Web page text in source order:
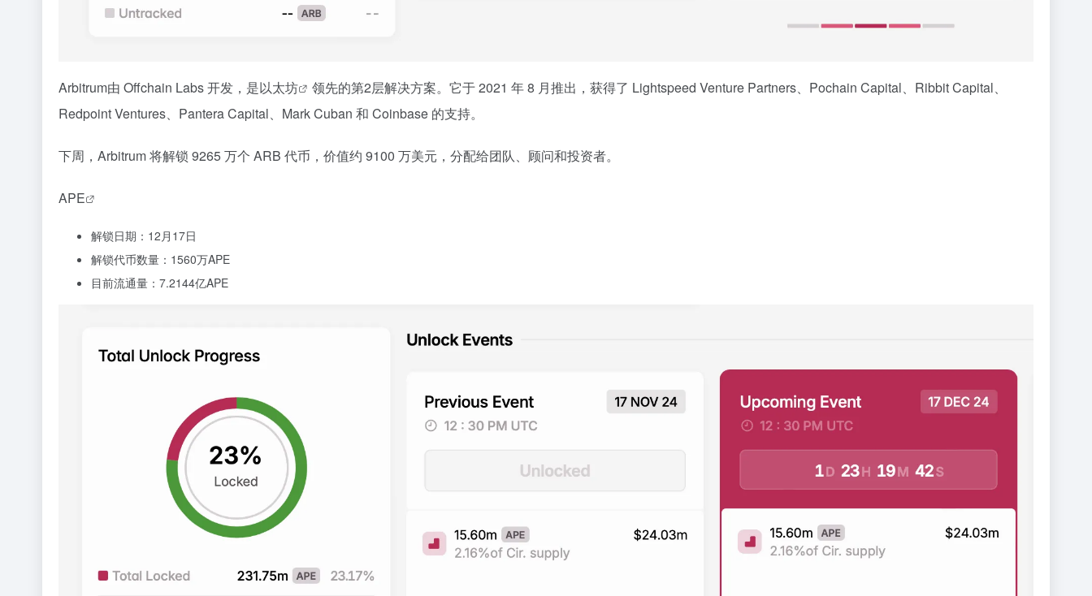
Arbitrum由 Offchain Labs 开发，是以太坊
领先的第2层解决方案。它于 2021 年 8 月推出，获得了 Lightspeed Venture Partners、Pochain Capital、Ribbit Capital、
Redpoint Ventures、Pantera Capital、Mark Cuban 和 Coinbase 的支持。
下周，Arbitrum 将解锁 9265 万个 ARB 代币，价值约 9100 万美元，分配给团队、顾问和投资者。
APE
解锁日期：12月17日
解锁代币数量：1560万APE
目前流通量：7.2144亿APE